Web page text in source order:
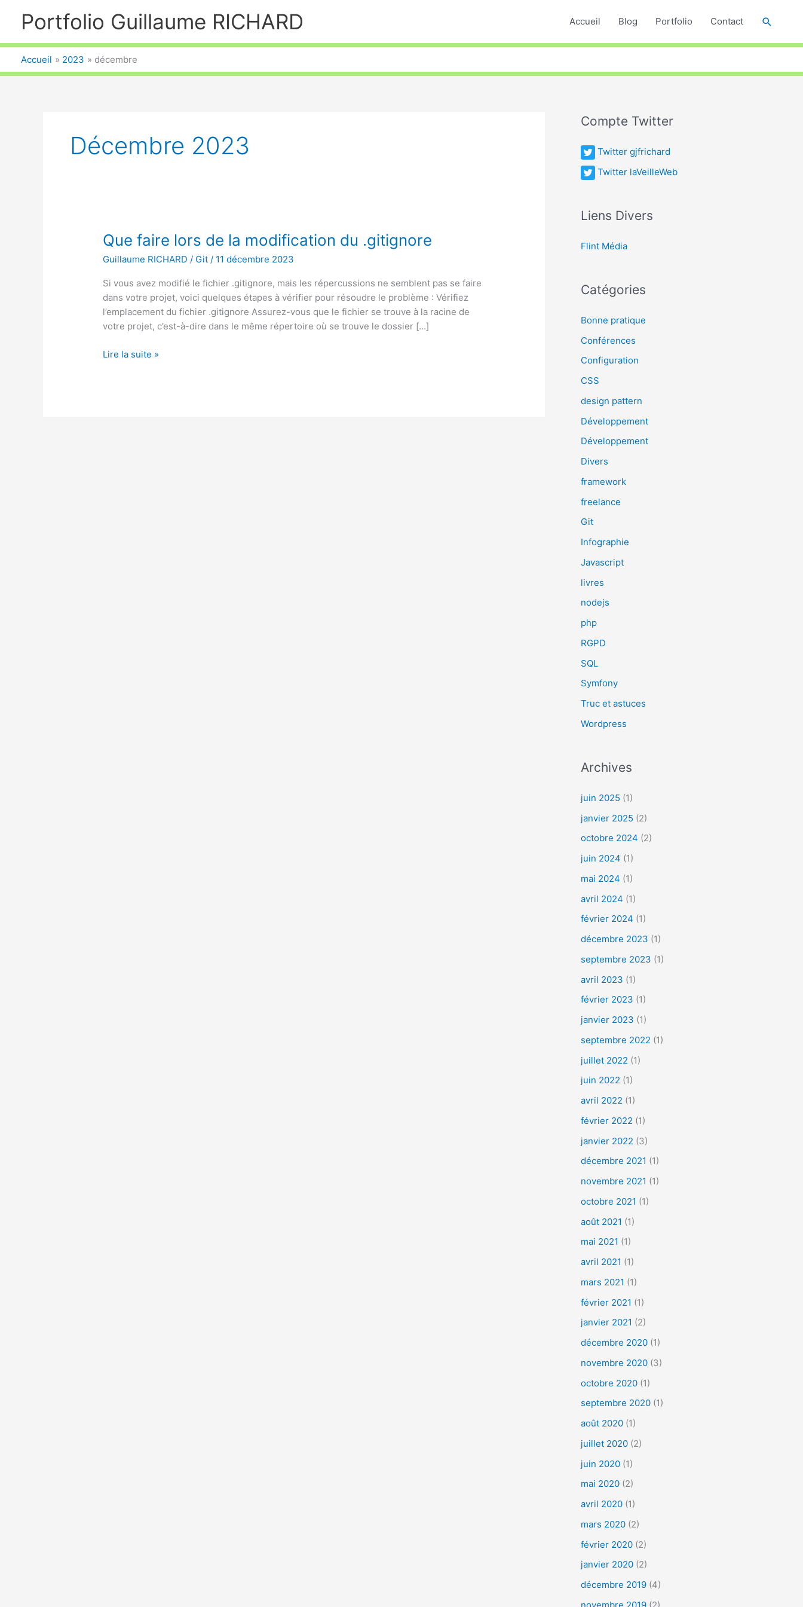
Portfolio Guillaume RICHARD Accueil Blog Portfolio Contact
Accueil 2023 décembre
Décembre 2023
Que faire lors de la modification du .gitignore
Guillaume RICHARD/ Git / 11 décembre 2023
Si vous avez modifié le fichier .gitignore, mais les répercussions ne semblent pas se faire
dans votre projet, voici quelques étapes à vérifier pour résoudre le problème : Vérifiez
l’emplacement du fichier .gitignore Assurez-vous que le fichier se trouve à la racine de
votre projet, c’est-à-dire dans le même répertoire où se trouve le dossier […]
Que
Lire la suite »
Compte Twitter
Twitter gjfrichard
Twitter laVeilleWeb
Liens Divers
Flint Média
Catégories
Bonne pratique
Conférences
Configuration
CSS
design pattern
Développement
Développement
Divers
framework
freelance
Git
Infographie
Javascript
livres
nodejs
php
RGPD
SQL
Symfony
Truc et astuces
Wordpress
Archives
juin 2025 (1)
janvier 2025 (2)
octobre 2024 (2)
juin 2024 (1)
mai 2024 (1)
avril 2024 (1)
février 2024 (1)
décembre 2023 (1)
septembre 2023 (1)
avril 2023 (1)
février 2023 (1)
janvier 2023 (1)
septembre 2022 (1)
juillet 2022 (1)
juin 2022 (1)
avril 2022 (1)
février 2022 (1)
janvier 2022 (3)
décembre 2021 (1)
novembre 2021 (1)
octobre 2021 (1)
août 2021 (1)
mai 2021 (1)
avril 2021 (1)
mars 2021 (1)
février 2021 (1)
janvier 2021 (2)
décembre 2020 (1)
novembre 2020 (3)
octobre 2020 (1)
septembre 2020 (1)
août 2020 (1)
juillet 2020 (2)
juin 2020 (1)
mai 2020 (2)
avril 2020 (1)
mars 2020 (2)
février 2020 (2)
janvier 2020 (2)
décembre 2019 (4)